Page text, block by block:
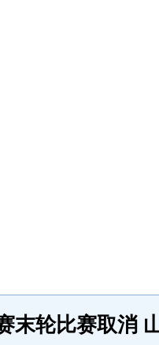
末轮比赛取消